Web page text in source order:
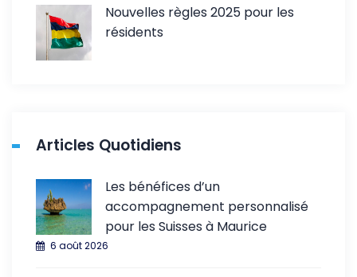
Nouvelles règles 2025 pour les
résidents
Articles Quotidiens
Les bénéfices d’un
accompagnement personnalisé
pour les Suisses à Maurice
6 août 2026